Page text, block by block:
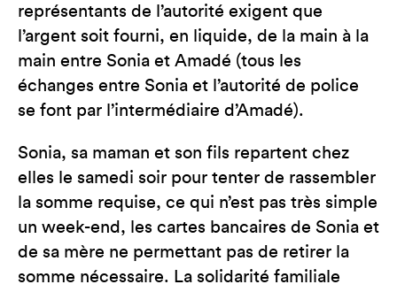
représentants de l’autorité exigent que
l’argent soit fourni, en liquide, de la main à la
main entre Sonia et Amadé (tous les
échanges entre Sonia et l’autorité de police
se font par l’intermédiaire d’Amadé).
Sonia, sa maman et son fils repartent chez
elles le samedi soir pour tenter de rassembler
la somme requise, ce qui n’est pas très simple
un week-end, les cartes bancaires de Sonia et
de sa mère ne permettant pas de retirer la
somme nécessaire. La solidarité familiale